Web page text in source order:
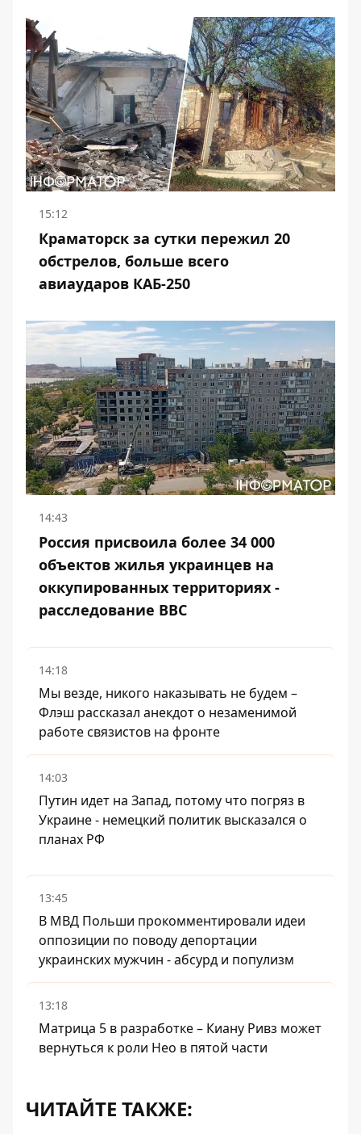
15:12
Краматорск за сутки пережил 20
обстрелов, больше всего
авиаударов КАБ-250
14:43
Россия присвоила более 34 000
объектов жилья украинцев на
оккупированных территориях -
расследование BBC
14:18
Мы везде, никого наказывать не будем –
Флэш рассказал анекдот о незаменимой
работе связистов на фронте
14:03
Путин идет на Запад, потому что погряз в
Украине - немецкий политик высказался о
планах РФ
13:45
В МВД Польши прокомментировали идеи
оппозиции по поводу депортации
украинских мужчин - абсурд и популизм
13:18
Матрица 5 в разработке – Киану Ривз может
вернуться к роли Нео в пятой части
ЧИТАЙТЕ ТАКЖЕ: